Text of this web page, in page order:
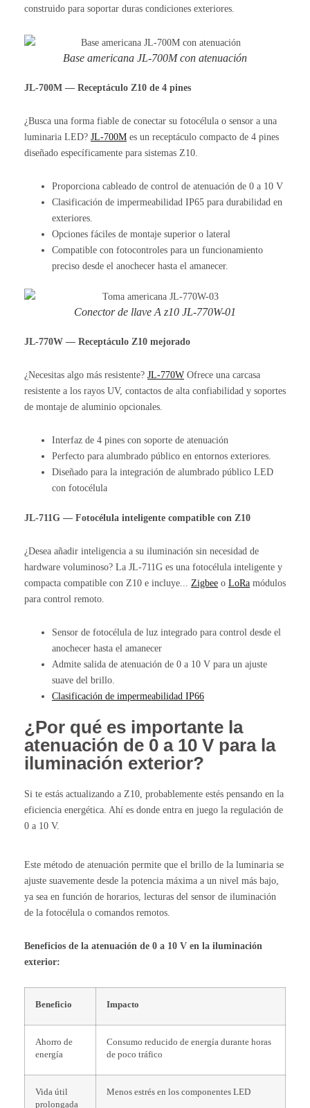
construido para soportar duras condiciones exteriores.
Base americana JL-700M con atenuación
JL-700M — Receptáculo Z10 de 4 pines
¿Busca una forma fiable de conectar su fotocélula o sensor a una
luminaria LED? JL-700M es un receptáculo compacto de 4 pines
diseñado específicamente para sistemas Z10.
Proporciona cableado de control de atenuación de 0 a 10 V
Clasificación de impermeabilidad IP65 para durabilidad en
exteriores.
Opciones fáciles de montaje superior o lateral
Compatible con fotocontroles para un funcionamiento
preciso desde el anochecer hasta el amanecer.
Conector de llave A z10 JL-770W-01
JL-770W — Receptáculo Z10 mejorado
¿Necesitas algo más resistente? JL-770W Ofrece una carcasa
resistente a los rayos UV, contactos de alta confiabilidad y soportes
de montaje de aluminio opcionales.
Interfaz de 4 pines con soporte de atenuación
Perfecto para alumbrado público en entornos exteriores.
Diseñado para la integración de alumbrado público LED
con fotocélula
JL-711G — Fotocélula inteligente compatible con Z10
¿Desea añadir inteligencia a su iluminación sin necesidad de
hardware voluminoso? La JL-711G es una fotocélula inteligente y
compacta compatible con Z10 e incluye... Zigbee o LoRa módulos
para control remoto.
Sensor de fotocélula de luz integrado para control desde el
anochecer hasta el amanecer
Admite salida de atenuación de 0 a 10 V para un ajuste
suave del brillo.
Clasificación de impermeabilidad IP66
¿Por qué es importante la
atenuación de 0 a 10 V para la
iluminación exterior?
Si te estás actualizando a Z10, probablemente estés pensando en la
eficiencia energética. Ahí es donde entra en juego la regulación de
0 a 10 V.
Este método de atenuación permite que el brillo de la luminaria se
ajuste suavemente desde la potencia máxima a un nivel más bajo,
ya sea en función de horarios, lecturas del sensor de iluminación
de la fotocélula o comandos remotos.
Beneficios de la atenuación de 0 a 10 V en la iluminación
exterior:
Beneficio Impacto
Ahorro de
energía
Consumo reducido de energía durante horas
de poco tráfico
Vida útil
prolongada
Menos estrés en los componentes LED